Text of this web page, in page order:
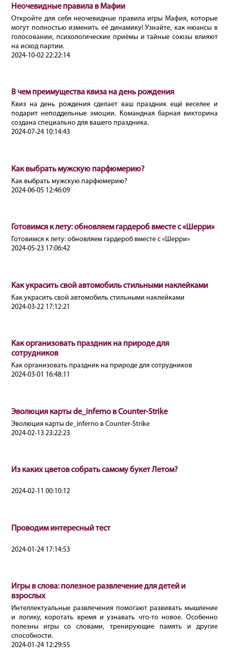
Неочевидные правила в Мафии
Откройте для себя неочевидные правила игры Мафия, которые
могут полностью изменить её динамику! Узнайте, как нюансы в
голосовании, психологические приёмы и тайные союзы влияют
на исход партии.
2024-10-02 22:22:14
В чем преимущества квиза на день рождения
Квиз на день рождения сделает ваш праздник ещё веселее и
подарит неподдельные эмоции. Командная барная викторина
создана специально для вашего праздника.
2024-07-24 10:14:43
Как выбрать мужскую парфюмерию?
Как выбрать мужскую парфюмерию?
2024-06-05 12:46:09
Готовимся к лету: обновляем гардероб вместе с «Шерри»
Готовимся к лету: обновляем гардероб вместе с «Шерри»
2024-05-23 17:06:42
Как украсить свой автомобиль стильными наклейками
Как украсить свой автомобиль стильными наклейками
2024-03-22 17:12:21
Как организовать праздник на природе для
сотрудников
Как организовать праздник на природе для сотрудников
2024-03-01 16:48:11
Эволюция карты de_inferno в Counter-Strike
Эволюция карты de_inferno в Counter-Strike
2024-02-13 23:22:23
Из каких цветов собрать самому букет Летом?
2024-02-11 00:10:12
Проводим интересный тест
2024-01-24 17:14:53
Игры в слова: полезное развлечение для детей и
взрослых
Интеллектуальные развлечения помогают развивать мышление
и логику, коротать время и узнавать что-то новое. Особенно
полезны игры со словами, тренирующие память и другие
способности.
2024-01-24 12:29:55